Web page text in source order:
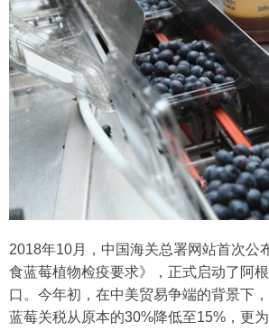
2018年10月，中国海关总署网站首次公
食蓝莓植物检疫要求》，正式启动了阿
口。今年初，在中美贸易争端的背景下
蓝莓关税从原本的30%降低至15%，更